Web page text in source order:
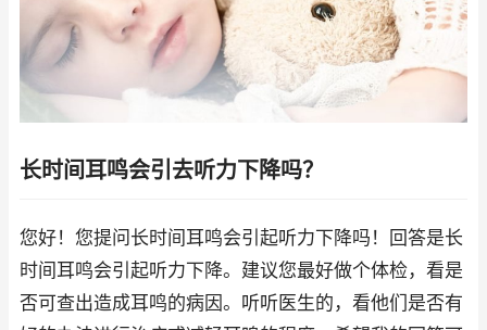
长时间耳鸣会引去听力下降吗？
您好！您提问长时间耳鸣会引起听力下降吗！回答是长
时间耳鸣会引起听力下降。建议您最好做个体检，看是
否可查出造成耳鸣的病因。听听医生的，看他们是否有